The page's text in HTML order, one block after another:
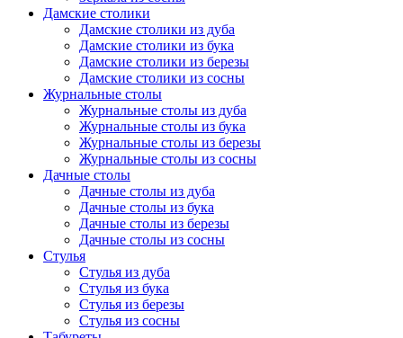
Дамские столики
Дамские столики из дуба
Дамские столики из бука
Дамские столики из березы
Дамские столики из сосны
Журнальные столы
Журнальные столы из дуба
Журнальные столы из бука
Журнальные столы из березы
Журнальные столы из сосны
Дачные столы
Дачные столы из дуба
Дачные столы из бука
Дачные столы из березы
Дачные столы из сосны
Стулья
Стулья из дуба
Стулья из бука
Стулья из березы
Стулья из сосны